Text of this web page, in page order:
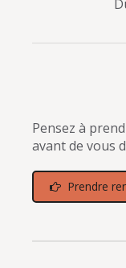
Pensez à
avant de vous
Prendre